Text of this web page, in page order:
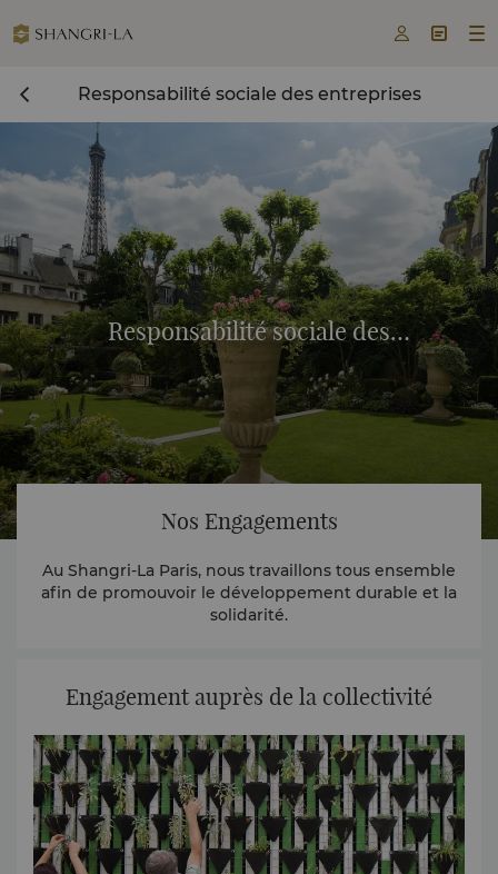
  
Responsabilité sociale des entreprises
Responsabilité sociale des
entreprises
Nos Engagements
Au Shangri-La Paris, nous travaillons tous ensemble
afin de promouvoir le développement durable et la
solidarité.
Engagement auprès de la collectivité